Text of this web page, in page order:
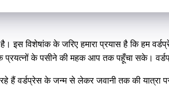
इस विशेषांक के जरिए हमारा प्रयास है कि हम
प्रयत्नों के पसीने की महक आप तक पहूँचा सके।
हैं वर्डप्रेस के जन्म से लेकर जवानी तक की यात्रा